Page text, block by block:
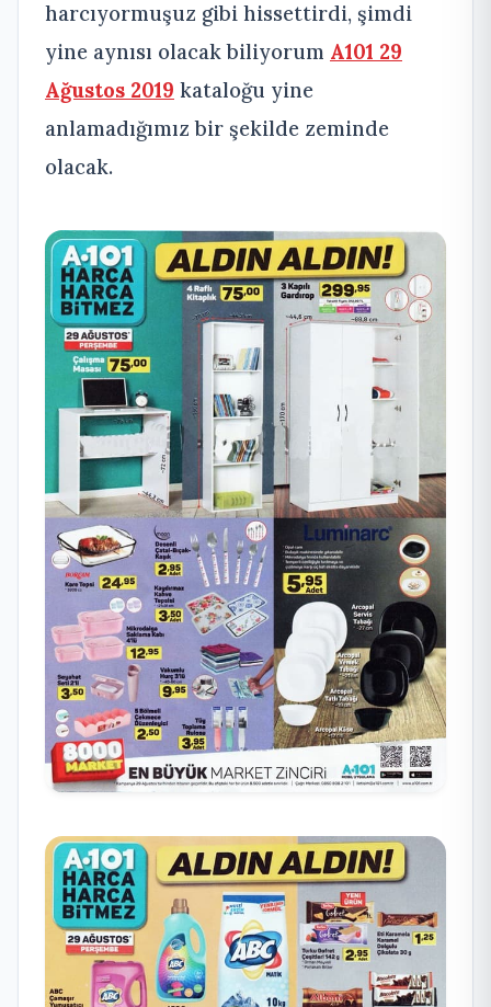
harcıyormuşuz gibi hissettirdi, şimdi
yine aynısı olacak biliyorum A101 29
Ağustos 2019 kataloğu yine
anlamadığımız bir şekilde zeminde
olacak.